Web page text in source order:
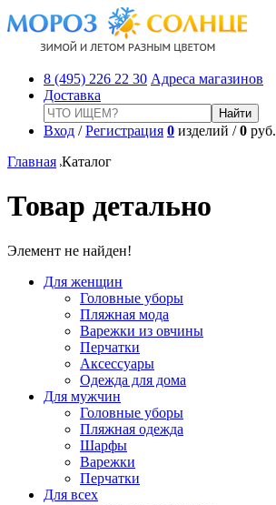
8 (495) 226 22 30 Адреса магазинов
Доставка
Вход /Регистрация 0 изделий /0 руб.
Главная Каталог
Товар детально
Элемент не найден!
Для женщин
Головные уборы
Пляжная мода
Варежки из овчины
Перчатки
Аксессуары
Одежда для дома
Для мужчин
Головные уборы
Пляжная одежда
Шарфы
Варежки
Перчатки
Для всех